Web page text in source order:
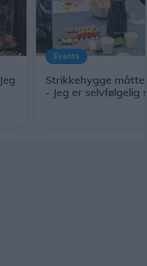
Events
Strikkehygge måtte
- Jeg er selvfølgelig